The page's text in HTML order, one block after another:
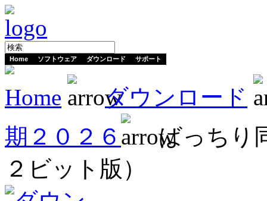
Home ソフトウェア ダウンロード サポート
Home
ダウンロード
期２０２６
ばっちり
２ビット版）